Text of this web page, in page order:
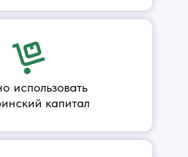
использовать
капитал